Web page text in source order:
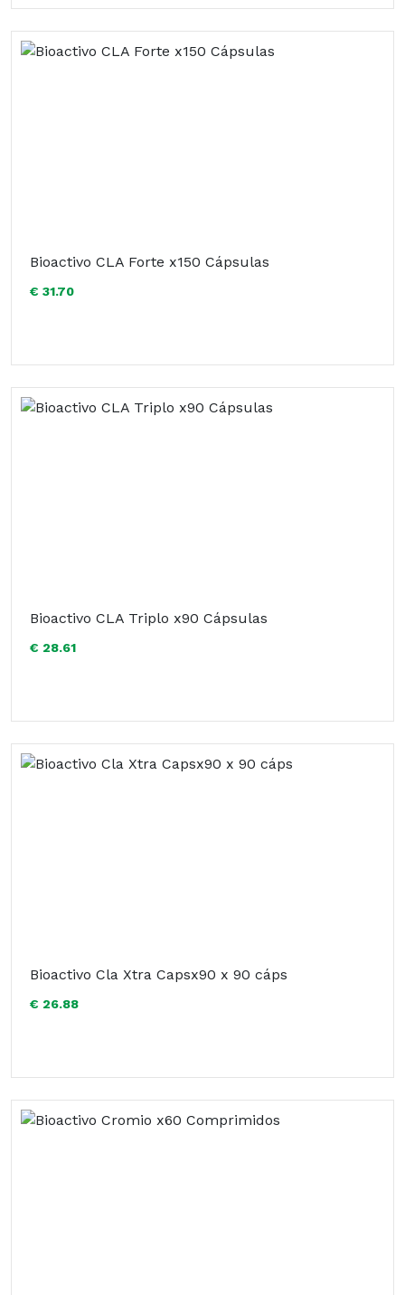
Bioactivo CLA Forte x150 Cápsulas
€ 31.70
Bioactivo CLA Triplo x90 Cápsulas
€ 28.61
Bioactivo Cla Xtra Capsx90 x 90 cáps
€ 26.88